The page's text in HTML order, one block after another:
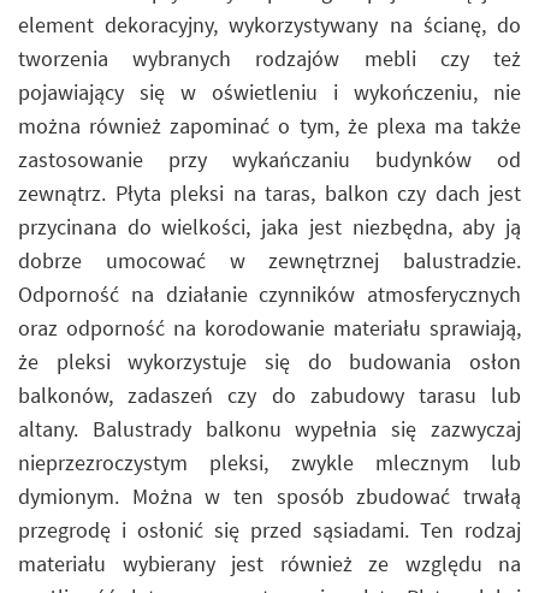
element dekoracyjny, wykorzystywany na ścianę, do
tworzenia wybranych rodzajów mebli czy też
pojawiający się w oświetleniu i wykończeniu, nie
można również zapominać o tym, że plexa ma także
zastosowanie przy wykańczaniu budynków od
zewnątrz. Płyta pleksi na taras, balkon czy dach jest
przycinana do wielkości, jaka jest niezbędna, aby ją
dobrze umocować w zewnętrznej balustradzie.
Odporność na działanie czynników atmosferycznych
oraz odporność na korodowanie materiału sprawiają,
że pleksi wykorzystuje się do budowania osłon
balkonów, zadaszeń czy do zabudowy tarasu lub
altany. Balustrady balkonu wypełnia się zazwyczaj
nieprzezroczystym pleksi, zwykle mlecznym lub
dymionym. Można w ten sposób zbudować trwałą
przegrodę i osłonić się przed sąsiadami. Ten rodzaj
materiału wybierany jest również ze względu na